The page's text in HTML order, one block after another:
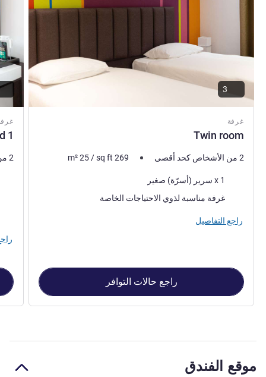
غرفة
Twin room
2 من الأشخاص كحد أقصى m²25/sq ft 269
فرش السرير
1 x سرير (أسرّة) صغير
غرفة مناسبة لذوي الاحتياجات الخاصة
راجع التفاصيل
راجع حالات التوافر
1 double bed standard
2 من الأشخاص كحد أقصى
موقع الفندق